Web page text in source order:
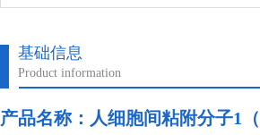
基础信息
Product information
产品名称： 人细胞间粘附分子1